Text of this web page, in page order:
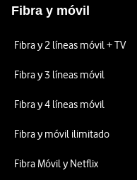
Fibra y móvil
Fibra y 2 líneas móvil + TV
Fibra y 3 líneas móvil
Fibra y 4 líneas móvil
Fibra y móvil ilimitado
Fibra Móvil y Netflix